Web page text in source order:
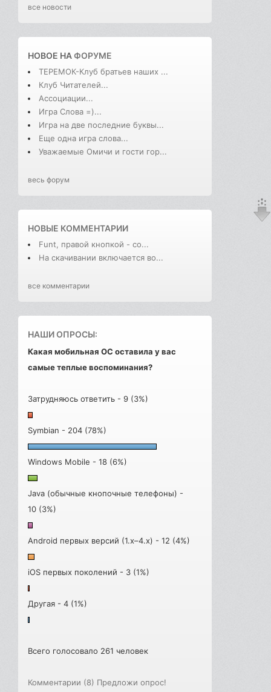
все новости
НОВОЕ НАФОРУМЕ
ТЕРЕМОК-Клуб братьев наших ...
Клуб Читателей...
Ассоциации...
Игра Слова =)...
Игра на две последние буквы...
Еще одна игра слова...
Уважаемые Омичи и гости гор...
весь форум
НОВЫЕ КОММЕНТАРИИ
Funt, правой кнопкой - со...
На скачивании включается во...
все комментарии
НАШИ ОПРОСЫ:
Какая мобильная ОС оставила у вас
самые теплые воспоминания?
Затрудняюсь ответить - 9 (3%)
Symbian - 204 (78%)
Windows Mobile - 18 (6%)
Java (обычные кнопочные телефоны) -
10 (3%)
Android первых версий (1.x–4.x) - 12 (4%)
iOS первых поколений - 3 (1%)
Другая - 4 (1%)
Всего голосовало 261 человек
Комментарии (8) Предложи опрос!